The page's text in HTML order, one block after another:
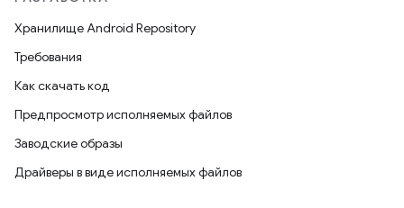
Хранилище Android Repository
Требования
Как скачать код
Предпросмотр исполняемых файлов
Заводские образы
Драйверы в виде исполняемых файлов